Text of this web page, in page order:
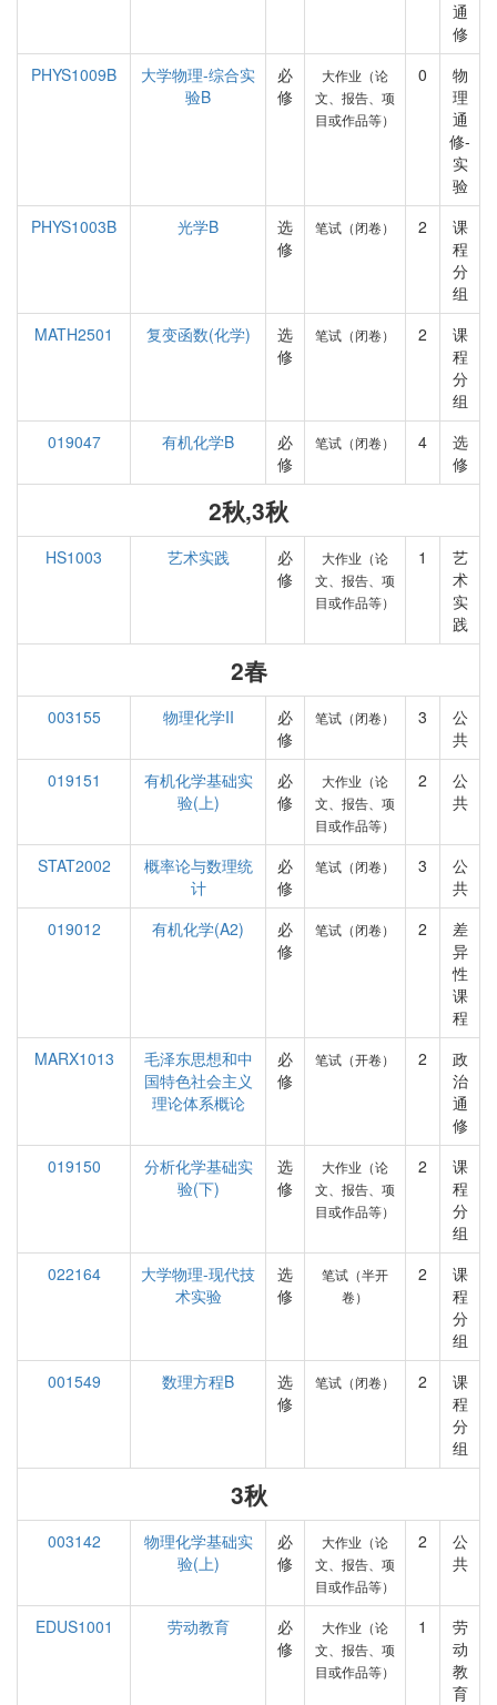
通
修
PHYS1009B
大学物理-综合实
验B
必
修
大作业（论
文、报告、项
目或作品等）
0
物
理
通
修-
实
验
PHYS1003B
光学B
选
修
笔试（闭卷） 2
课
程
分
组
MATH2501
复变函数(化学)
选
修
笔试（闭卷） 2
课
程
分
组
019047
有机化学B
必
修
笔试（闭卷） 4
选
修
2秋,3秋
HS1003 艺术实践
必
修
大作业（论
文、报告、项
目或作品等）
1
艺
术
实
践
2春
003155 物理化学II
必
修
笔试（闭卷） 3
公
共
019151
有机化学基础实
验(上)
必
修
大作业（论
文、报告、项
目或作品等）
2
公
共
STAT2002
概率论与数理统
计
必
修
笔试（闭卷） 3
公
共
019012
有机化学(A2)
必
修
笔试（闭卷） 2
差
异
性
课
程
MARX1013
毛泽东思想和中
国特色社会主义
理论体系概论
必
修
笔试（开卷） 2
政
治
通
修
019150
分析化学基础实
验(下)
选
修
大作业（论
文、报告、项
目或作品等）
2
课
程
分
组
022164
大学物理-现代技
术实验
选
修
笔试（半开
卷）
2
课
程
分
组
001549
数理方程B
选
修
笔试（闭卷） 2
课
程
分
组
3秋
003142
物理化学基础实
验(上)
必
修
大作业（论
文、报告、项
目或作品等）
2
公
共
EDUS1001 劳动教育
必
修
大作业（论
文、报告、项
目或作品等）
1
劳
动
教
育